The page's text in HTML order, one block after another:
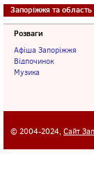
Запоріжжя та область
Розваги
Афіша Запоріжжя
Відпочинок
Музика
© 2004-2024, Сайт